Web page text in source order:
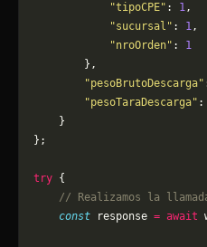
            "tipoCPE"
: 1,
            "sucursal"
: 1,
            "nroOrden"
: 1
        },
        "pesoBrutoDescarga"
        "pesoTaraDescarga"
:
    }
};
try {
// Realizamos la
    const
response = await